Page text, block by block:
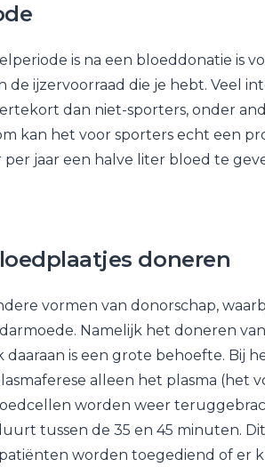
is na een bloeddonatie is
de ijzervoorraad die je hebt. Veel
dan niet-sporters, onder
kan het voor sporters echt een
jaar een halve liter bloed te
doneren
vormen van donorschap,
Namelijk het doneren van
daaraan is een grote behoefte. Bij
alleen het plasma (het
worden weer
tussen de 35 en 45 minuten.
worden toegediend of er